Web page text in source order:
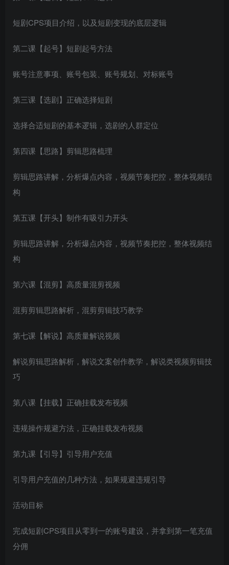
短剧CPS项目介绍，以及短剧变现的底层逻辑
第二课【起号】短剧起号方法
账号注意事项、账号包装、账号规划、对标账号
第三课【选剧】正确选择短剧
选择合适短剧的基本逻辑，选剧的人群定位
第四课【思路】剪辑思路梳理
剪辑思路讲解，分析爆点内容，视频节奏把控，整体视频结
构
第五课【开头】制作有吸引力开头
剪辑思路讲解，分析爆点内容，视频节奏把控，整体视频结
构
第六课【混剪】高质量混剪视频
混剪剪辑思路解析，混剪剪辑技巧教学
第七课【解说】高质量解说视频
解说剪辑思路解析，解说文案创作教学，解说类视频剪辑技
巧
第八课【挂载】正确挂载发布视频
违规操作规避方法，正确挂载发布视频
第九课【引导】引导用户充值
引导用户充值的几种方法，如果规避违规引导
活动目标
完成短剧CPS项目从零到一的账号建设，并拿到第一笔充值
分佣